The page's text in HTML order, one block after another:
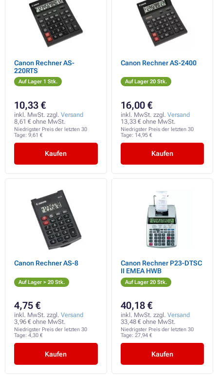
Canon Rechner AS-
220RTS
Auf Lager 1 Stk.
10,33 €
inkl. MwSt. zzgl. Versand
8,61 € ohne MwSt.
Niedrigster Preis der letzten 30
Tage: 9,61 €
Kaufen
Canon Rechner AS-2400
Auf Lager 20 Stk.
16,00 €
inkl. MwSt. zzgl. Versand
13,33 € ohne MwSt.
Niedrigster Preis der letzten 30
Tage: 14,95 €
Kaufen
Canon Rechner AS-8
Auf Lager > 20 Stk.
4,75 €
inkl. MwSt. zzgl. Versand
3,96 € ohne MwSt.
Niedrigster Preis der letzten 30
Tage: 4,30 €
Kaufen
Canon Rechner P23-DTSC
II EMEA HWB
Auf Lager 20 Stk.
40,18 €
inkl. MwSt. zzgl. Versand
33,48 € ohne MwSt.
Niedrigster Preis der letzten 30
Tage: 27,94 €
Kaufen